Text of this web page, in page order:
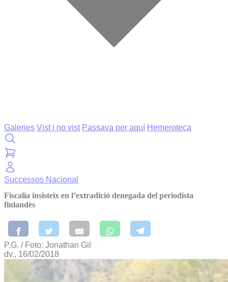
Galeries Vist i no vist Passava per aquí Hemeroteca
Successos Nacional
Fiscalia insisteix en l’extradició denegada del periodista
finlandès
P.G. / Foto: Jonathan Gil
dv., 16/02/2018